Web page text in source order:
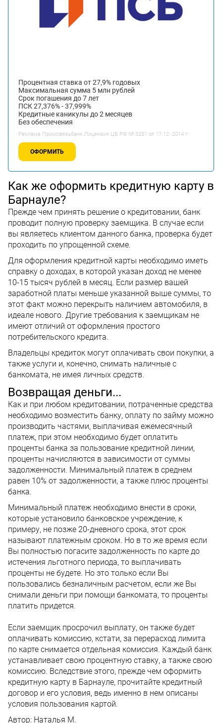
Процентная ставка от 27,9% годовых
Максимальная сумма 5 млн рублей
Срок погашения до 7 лет
ПСК 27,376% - 37,999%
Кредитные каникулы до 2 месяцев
Без обеспечения
Реклама Промсвязьбанк.Лицензия ЦБ РФ № 3251 от 17.12. 2014 г.
ОФОРМИТЬ
Как же оформить кредитную карту в
Барнауле?
Прежде чем принять решение о кредитовании, банк
проводит полную проверку заемщика. В случае если
вы являетесь клиентом данного банка, проверка будет
проходить по упрощенной схеме.
Для оформления кредитной карты необходимо иметь
справку о доходах, в которой указан доход не менее
10-15 тысяч рублей в месяц. Если размер вашей
заработной платы меньше указанной выше суммы, то
этот факт можно перекрыть наличием автомобиля, в
идеале нового. Другие требования к заемщикам не
имеют отличий от оформления простого
потребительского кредита.
Владельцы кредиток могут оплачивать свои покупки, а
также услуги и, конечно, снимать наличные с
банкомата, не имея личных средств.
Возвращая деньги...
Как и при любом кредитовании, потраченные средства
необходимо возместить банку, оплату по займу можно
производить частями, выплачивая ежемесячный
платеж, при этом необходимо будет оплатить
проценты банка за пользование кредитной линии,
проценты начисляются в зависимости от суммы
задолженности. Минимальный платеж в среднем
равен 10% от задолженности, а также плюс проценты
банка.
Минимальный платеж необходимо внести в сроки,
которые установило банковское учреждение, к
примеру, не позже 20-дневного срока, этот срок
называют платежным сроком. Но в то же время если
Вы полностью погасите задолженность по карте до
истечения льготного периода, то выплачивать
проценты не будете. Но это только если Вы
пользовались безналичным расчетом, если же Вы
снимали деньги при помощи банкомата, то проценты
платить придется.
Если заемщик просрочил выплату, он также будет
оплачивать комиссию, кстати, за перерасход лимита
по карте снимается отдельная комиссия. Каждый банк
устанавливает свою процентную ставку, а также свою
комиссию. Вследствие этого, прежде чем оформить
кредитную карту в Барнауле, прочитайте кредитный
договор и его условия, ведь именно в нем описаны
условия пользования картой.
Автор: Наталья М.